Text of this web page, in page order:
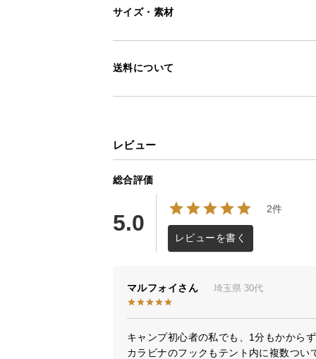
サイズ・素材
送料について
レビュー
総合評価
5.0
2件
レビューを書く
マルフォイ 埼玉県 30代
キャンプ初心者の私でも、1分もかから
カラビナのフックもテント内に複数つ